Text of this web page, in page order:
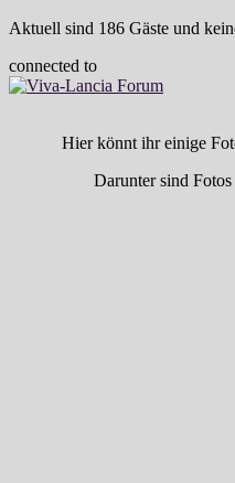
Aktuell sind 186 Gäste und
connected to
Hier könnt ihr einige
Darunter sind